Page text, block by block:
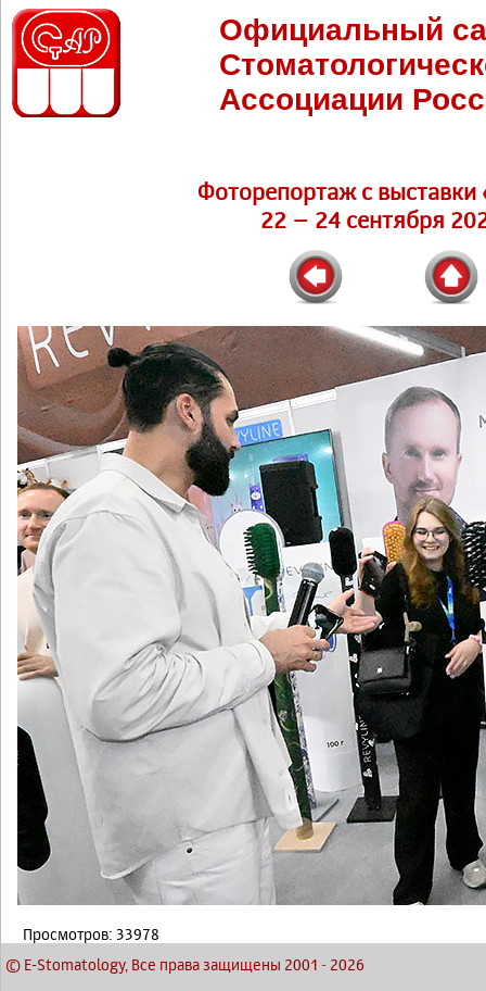
Официальный
Ассоциации
Фоторепортаж c выставки
22 – 24 сентября
Просмотров: 33978
© E-Stomatology, Все права защищены 2001 - 2026